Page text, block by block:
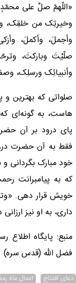
«اللّهمّ صلِّ على
وخیرتِک من خلقِک،
وأجملَ، وأکملَ،
صلّیْتَ وبارکتَ،
وأنبیائِک ورسلِک،
صلواتی که بهترین و
هاست، به گونه‌ای
پای درود بر آن
فقط به آن حضرت
خود مبارک بگردانی
که به پیامبرانت
خویش قرار دهی.
داری، به او نیز
منبع: پایگاه
فضل الله (قدس سره)
دعای افتتاح اعمال ماه